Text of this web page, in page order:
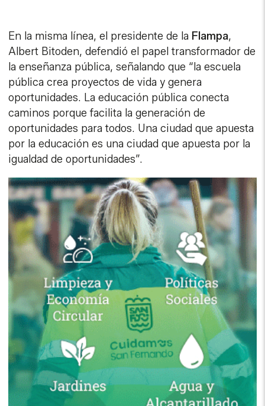
En la misma línea, el presidente de la Flampa,
Albert Bitoden, defendió el papel transformador de
la enseñanza pública, señalando que “la escuela
pública crea proyectos de vida y genera
oportunidades. La educación pública conecta
caminos porque facilita la generación de
oportunidades para todos. Una ciudad que apuesta
por la educación es una ciudad que apuesta por la
igualdad de oportunidades”.